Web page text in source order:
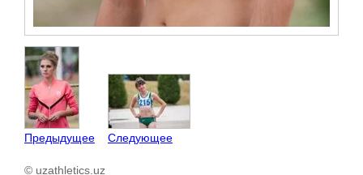
Предыдущее Следующее
© uzathletics.uz